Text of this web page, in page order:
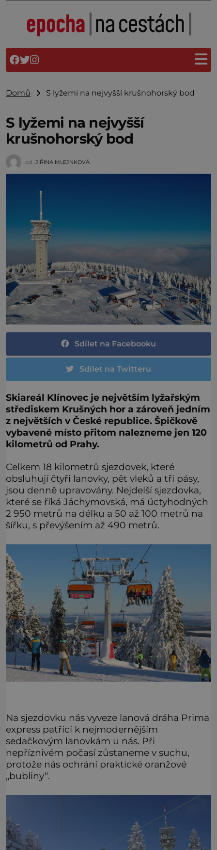
Domů S lyžemi na nejvyšší krušnohorský bod
S lyžemi na nejvyšší
krušnohorský bod
od JIŘINA MLEJNKOVÁ
Sdílet na Facebooku
Sdílet na Twitteru
Skiareál Klínovec je největším lyžařským
střediskem Krušných hor a zároveň jedním
z největších v České republice. Špičkově
vybavené místo přitom nalezneme jen 120
kilometrů od Prahy.
Celkem 18 kilometrů sjezdovek, které
obsluhují čtyři lanovky, pět vleků a tři pásy,
jsou denně upravovány. Nejdelší sjezdovka,
které se říká Jáchymovská, má úctyhodných
2 950 metrů na délku a 50 až 100 metrů na
šířku, s převýšením až 490 metrů.
Na sjezdovku nás vyveze lanová dráha Prima
express patřící k nejmodernějším
sedačkovým lanovkám u nás. Při
nepříznivém počasí zůstaneme v suchu,
protože nás ochrání praktické oranžové
„bubliny“.